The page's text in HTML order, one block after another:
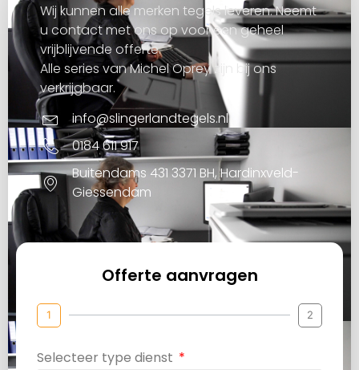
Wij kunnen alle merken tegels leveren. Neemt
u contact met ons op voor een geheel
vrijblijvende offerte.
Alle series van Michel Oprey zijn bij ons
verkrijgbaar.
info@slingerlandtegels.nl
0184 611 917
Buitendams 431 3371 BH, Hardinxveld-
Giessendam
Offerte aanvragen
1 2
Selecteer type dienst